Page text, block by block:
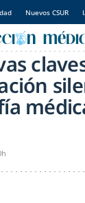
Nuevos CSUR